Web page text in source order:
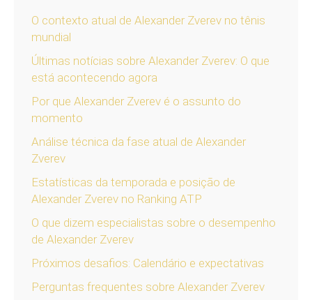
O contexto atual de Alexander Zverev no tênis
mundial
Últimas notícias sobre Alexander Zverev: O que
está acontecendo agora
Por que Alexander Zverev é o assunto do
momento
Análise técnica da fase atual de Alexander
Zverev
Estatísticas da temporada e posição de
Alexander Zverev no Ranking ATP
O que dizem especialistas sobre o desempenho
de Alexander Zverev
Próximos desafios: Calendário e expectativas
Perguntas frequentes sobre Alexander Zverev